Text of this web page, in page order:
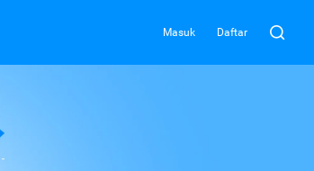
Masuk Daftar